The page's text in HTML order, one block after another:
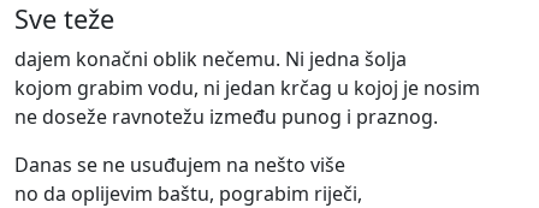
Sve teže
dajem konačni oblik nečemu. Ni jedna šolja
kojom grabim vodu, ni jedan krčag u kojoj je nosim
ne doseže ravnotežu između punog i praznog.
Danas se ne usuđujem na nešto više
no da oplijevim baštu, pograbim riječi,